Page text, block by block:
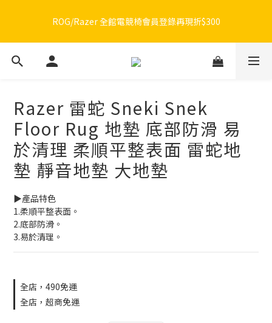
300
ROG/Razer 全館電競椅會員登錄再現折$300
🔥品牌限定滿額折🔥ROG周邊滿1500折100 / 2500折200 / 3000折
Razer 雷蛇 Sneki Snek
Floor Rug 地墊 底部防滑 易
於清理 柔順平整表面 雷蛇地
墊 靜音地墊 大地墊
▶️產品特色
1.柔順平整表面。
2.底部防滑。
3.易於清理。
全店，490免運
全店，超商免運